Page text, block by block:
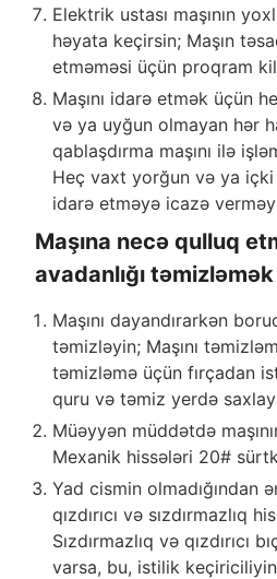
Elektrik ustası maşının
həyata keçirsin; Maşın
etməməsi üçün proqram
Maşını idarə etmək üçün
və ya uyğun olmayan hər
qablaşdırma maşını ilə
Heç vaxt yorğun və ya içki
idarə etməyə icazə
Maşına necə qulluq
avadanlığı
Maşını dayandırarkən
təmizləyin; Maşını
təmizləmə üçün fırçadan
quru və təmiz yerdə
Müəyyən müddətdə
Mexanik hissələri 20#
Yad cismin olmadığından
qızdırıcı və sızdırmazlıq
Sızdırmazlıq və qızdırıcı
varsa, bu, istilik